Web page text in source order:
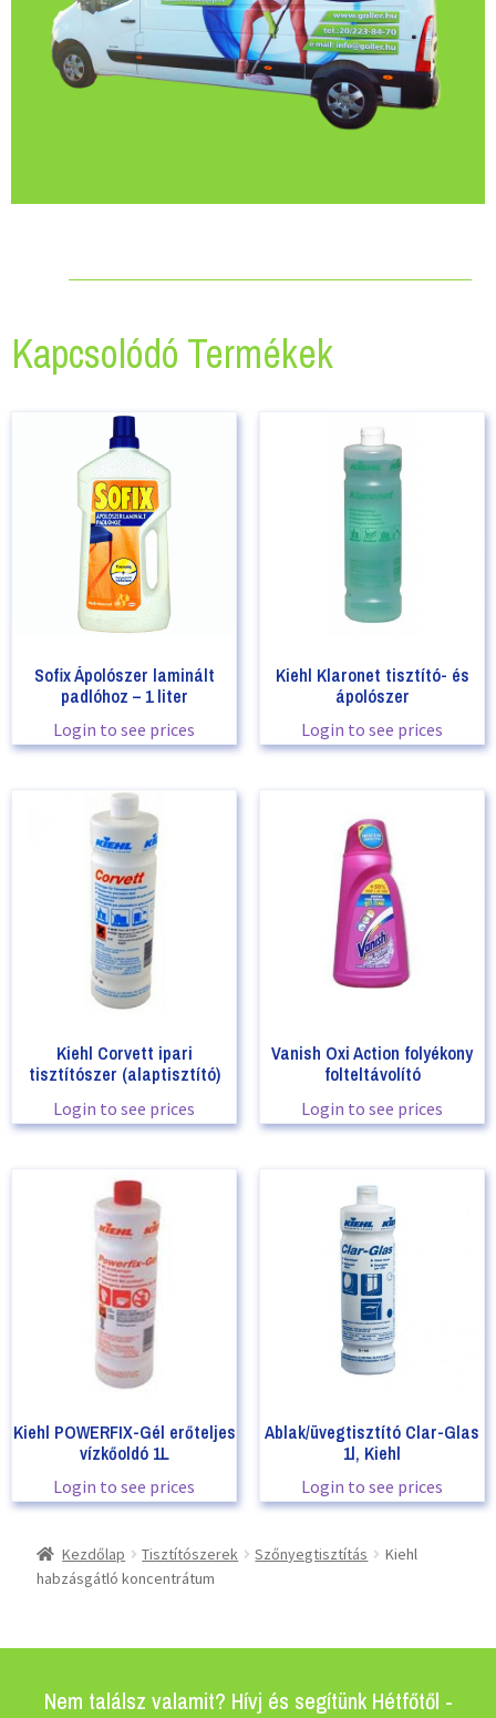
Kapcsolódó Termékek
Sofix Ápolószer laminált
padlóhoz – 1 liter
Login to see prices
Kiehl Klaronet tisztító- és
ápolószer
Login to see prices
Kiehl Corvett ipari
tisztítószer (alaptisztító)
Login to see prices
Vanish Oxi Action folyékony
folteltávolító
Login to see prices
Kiehl POWERFIX-Gél erőteljes
vízkőoldó 1L
Login to see prices
Ablak/üvegtisztító Clar-Glas
1l, Kiehl
Login to see prices
Kezdőlap Tisztítószerek Szőnyegtisztítás
Kiehl
habzásgátló koncentrátum
Nem találsz valamit? Hívj és segítünk Hétfőtől -